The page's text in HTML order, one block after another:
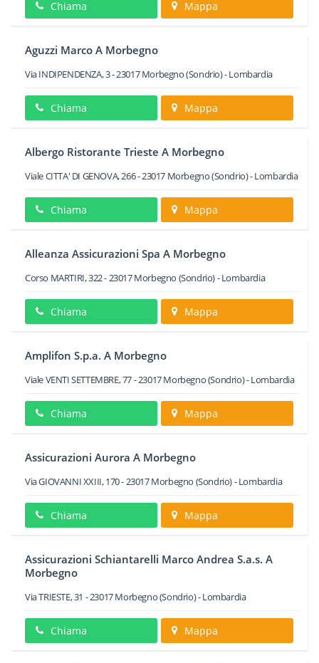
Chiama Mappa
Aguzzi Marco A Morbegno
Via INDIPENDENZA, 3-23017 Morbegno(Sondrio) -Lombardia
Chiama Mappa
Albergo Ristorante Trieste A Morbegno
Viale CITTA' DI GENOVA, 266-23017 Morbegno(Sondrio) -Lombardia
Chiama Mappa
Alleanza Assicurazioni Spa A Morbegno
Corso MARTIRI, 322-23017Morbegno (Sondrio) -Lombardia
Chiama Mappa
Amplifon S.p.a. A Morbegno
Viale VENTI SETTEMBRE, 77-23017Morbegno(Sondrio) -Lombardia
Chiama Mappa
Assicurazioni Aurora A Morbegno
Via GIOVANNI XXIII, 170-23017Morbegno (Sondrio) -Lombardia
Chiama Mappa
Assicurazioni Schiantarelli Marco Andrea S.a.s. A
Morbegno
Via TRIESTE, 31 -23017Morbegno(Sondrio) -Lombardia
Chiama Mappa